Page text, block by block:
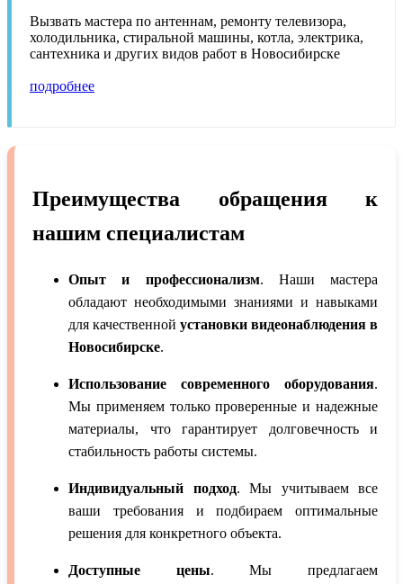
Вызвать мастера по антеннам, ремонту телевизора,
холодильника, стиральной машины, котла, электрика,
сантехника и других видов работ в Новосибирске
подробнее
Преимущества обращения к
нашим специалистам
Опыт и профессионализм. Наши мастера
обладают необходимыми знаниями и навыками
для качественной установки видеонаблюдения в
Новосибирске.
Использование современного оборудования.
Мы применяем только проверенные и надежные
материалы, что гарантирует долговечность и
стабильность работы системы.
Индивидуальный подход. Мы учитываем все
ваши требования и подбираем оптимальные
решения для конкретного объекта.
Доступные цены. Мы предлагаем